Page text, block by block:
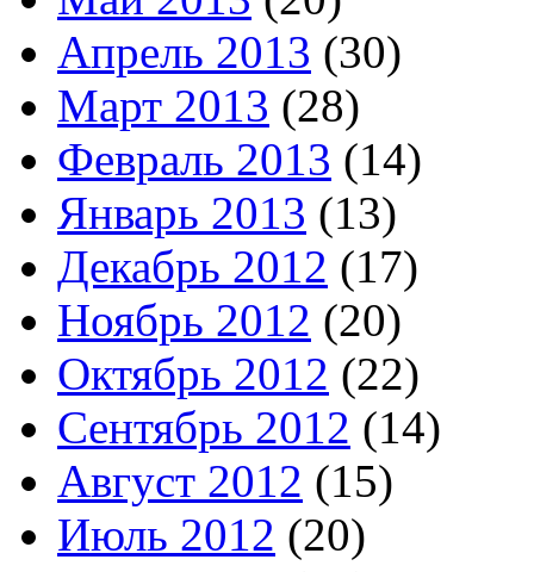
Апрель 2013 (30)
Март 2013 (28)
Февраль 2013 (14)
Январь 2013 (13)
Декабрь 2012 (17)
Ноябрь 2012 (20)
Октябрь 2012 (22)
Сентябрь 2012 (14)
Август 2012 (15)
Июль 2012 (20)